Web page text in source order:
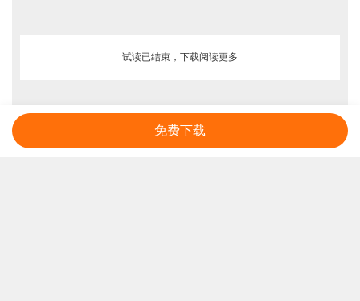
试读已结束，下载阅读更多
免费下载